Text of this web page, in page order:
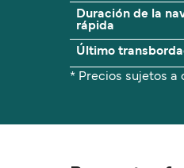
Duración de la
rápida
Último
* Precios sujetos a